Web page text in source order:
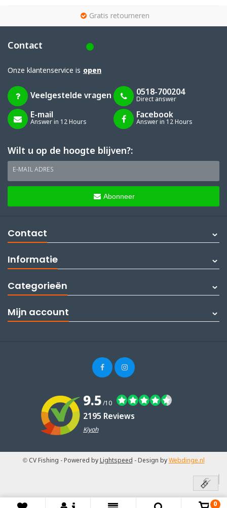
0
Gratis retourneren
Contact
Onze klantenservice is open
Veelgestelde vragen 0518-700204
Direct answer
E-mail
Answer in 12 Hours
Facebook
Answer in 12 Hours
Wilt u op de hoogte blijven?:
E-MAIL ADRES
Abonneer
Contact
Informatie
Categorieën
Mijn account
9.5/10
2195 Reviews
Kiyoh
© CV Fishing - Powered byLightspeed - Design byWebdinge.nl